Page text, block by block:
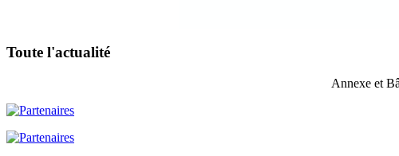
Toute l'actualité
Annexe et